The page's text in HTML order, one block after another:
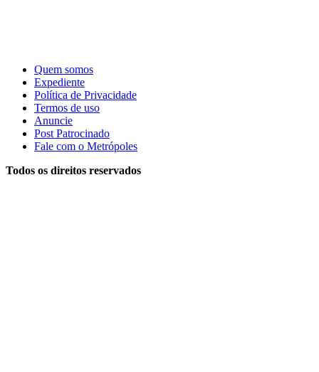
Quem somos
Expediente
Política de Privacidade
Termos de uso
Anuncie
Post Patrocinado
Fale com o Metrópoles
Todos os direitos reservados